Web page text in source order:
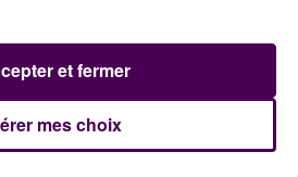
mes choix
et fermer